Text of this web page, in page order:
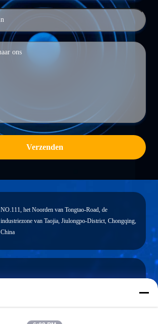
Verzenden
NO.111, het Noorden van Tongtao-Road, de
industriezone van Taojia, Jiulongpo-District, Chongqing,
China